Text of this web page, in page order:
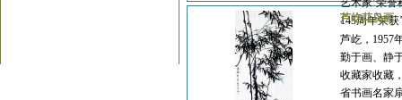
艺术家’荣
145周年荣
芦屹花鸟画
芦屹，1957
勤于画、静
收藏家收藏
省书画名家